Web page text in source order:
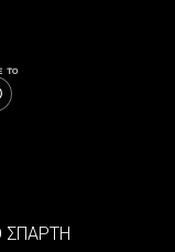
ΤΟ
ΣΠΑΡΤΗ